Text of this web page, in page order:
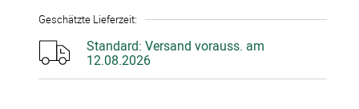
25 Stück
30 Stück à CHF 1.95
Geschätzte Lieferzeit:
Standard: Versand vorauss. am
12.08.2026